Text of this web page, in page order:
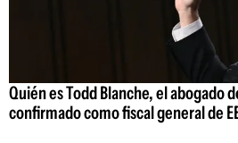
Quién es Todd Blanche, el abogado
confirmado como fiscal general de